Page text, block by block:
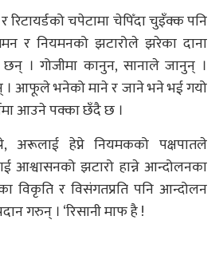
रिटायर्डको चपेटामा चेपिँदा चुइँक्क पनि
र नियमनको झटारोले झरेका दाना
। गोजीमा कानुन, सानाले जानुन् ।
। आफूले भनेको माने र जाने भने भई गयो
आउने पक्का छँदै छ ।
अरूलाई हेप्ने नियमकको पक्षपातले
आश्वासनको झटारो हान्ने आन्दोलनका
विकृति र विसंगतप्रति पनि आन्दोलन
गरुन् । ‘रिसानी माफ है !